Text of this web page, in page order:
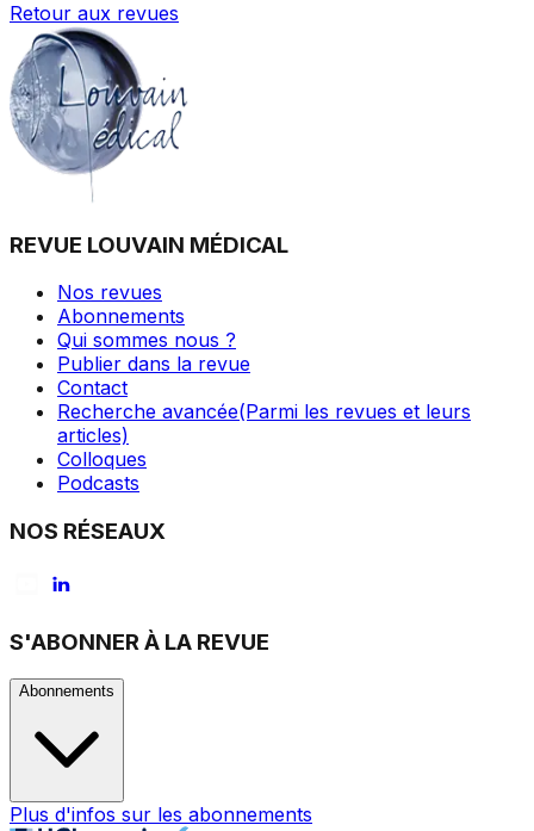
Retour aux revues
REVUE LOUVAIN MÉDICAL
Nos revues
Abonnements
Qui sommes nous ?
Publier dans la revue
Contact
Recherche avancée(Parmi les revues et leurs
articles)
Colloques
Podcasts
NOS RÉSEAUX
S'ABONNER À LA REVUE
Abonnements
Plus d'infos sur les abonnements